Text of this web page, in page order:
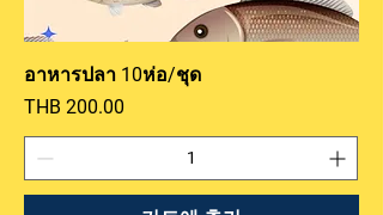
อาหารปลา 10ห่อ/ชุด
가격
THB 200.00